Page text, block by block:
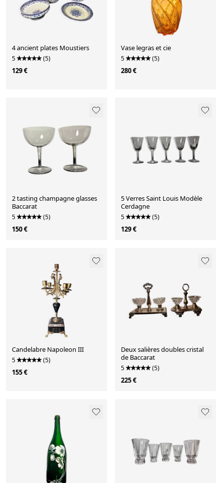
4 ancient plates Moustiers
5 (5)
129 €
Vase legras et cie
5 (5)
280 €
2 tasting champagne glasses
Baccarat
5 (5)
150 €
5 Verres Saint Louis Modèle
Cerdagne
5 (5)
129 €
Candelabre Napoleon III
5 (5)
155 €
Deux salières doubles cristal
de Baccarat
5 (5)
225 €